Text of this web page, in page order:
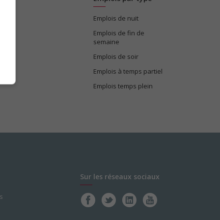
Emplois de nuit
Emplois de fin de
semaine
Emplois de soir
Emplois à temps partiel
Emplois temps plein
Sur les réseaux sociaux